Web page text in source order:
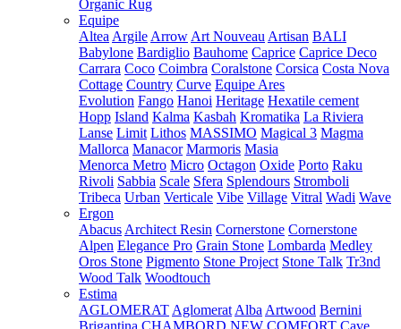
Organic Rug
Equipe
Altea Argile Arrow Art Nouveau Artisan BALI
Babylone Bardiglio Bauhome Caprice Caprice Deco
Carrara Coco Coimbra Coralstone Corsica Costa Nova
Cottage Country Curve Equipe Ares
Evolution Fango Hanoi Heritage Hexatile cement
Hopp Island Kalma Kasbah Kromatika La Riviera
Lanse Limit Lithos MASSIMO Magical 3 Magma
Mallorca Manacor Marmoris Masia
Menorca Metro Micro Octagon Oxide Porto Raku
Rivoli Sabbia Scale Sfera Splendours Stromboli
Tribeca Urban Verticale Vibe Village Vitral Wadi Wave
Ergon
Abacus Architect Resin Cornerstone Cornerstone
Alpen Elegance Pro Grain Stone Lombarda Medley
Oros Stone Pigmento Stone Project Stone Talk Tr3nd
Wood Talk Woodtouch
Estima
AGLOMERAT Aglomerat Alba Artwood Bernini